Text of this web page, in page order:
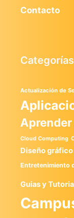
Contacto
Categorías
Actualización de
Aprender
Cloud Computing
Diseño gráfico
Entretenimiento
Guias y